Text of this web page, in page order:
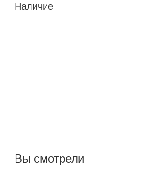
Наличие
Вы смотрели